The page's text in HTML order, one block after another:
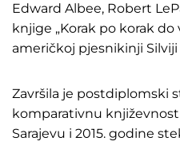
Edward Albee, Robert
knjige „Korak po korak
američkoj pjesnikinji Silviji
Završila je postdiplomski
komparativnu
Sarajevu i 2015. godine